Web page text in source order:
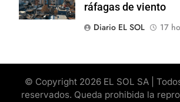
ráfagas de viento
Diario EL SOL
17
© Copyright 2026 EL SOL SA |
reservados. Queda prohibida la